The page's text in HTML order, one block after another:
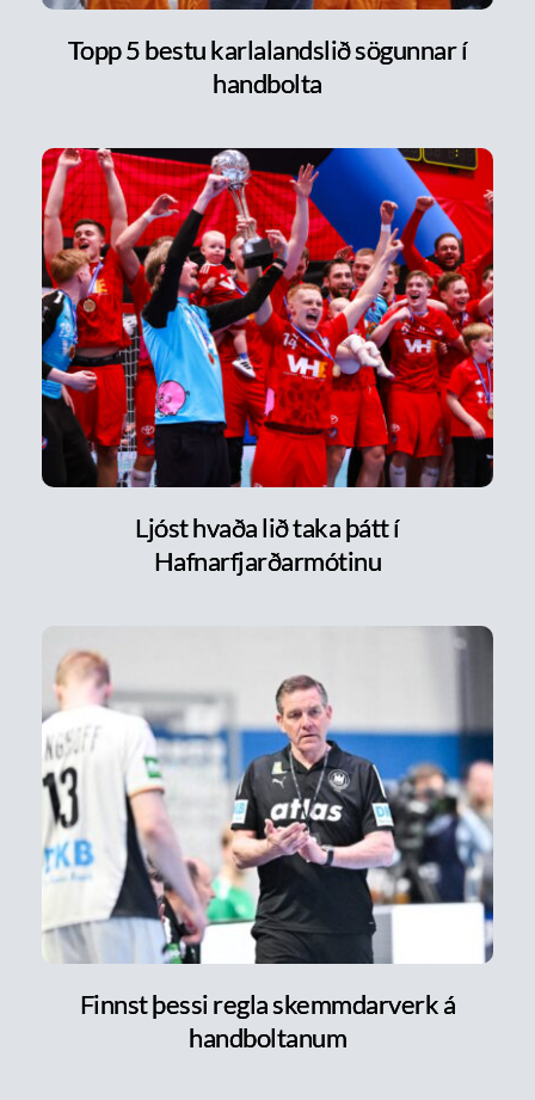
Topp 5 bestu karlalandslið sögunnar í
handbolta
Ljóst hvaða lið taka þátt í
Hafnarfjarðarmótinu
Finnst þessi regla skemmdarverk á
handboltanum